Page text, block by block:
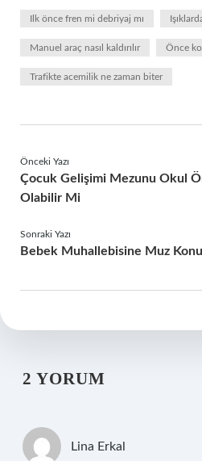
Ilk önce fren mi debriyaj mı
Manuel araç nasıl kaldırılır Önce
Trafikte acemilik ne zaman biter
Önceki Yazı
Çocuk Gelişimi Mezunu Okul
Olabilir Mi
Sonraki Yazı
Bebek Muhallebisine Muz
2 YORUM
Lina Erkal